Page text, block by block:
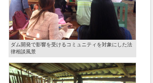
ダム開発で影響を受けるコミュニティを対象にした法
律相談風景